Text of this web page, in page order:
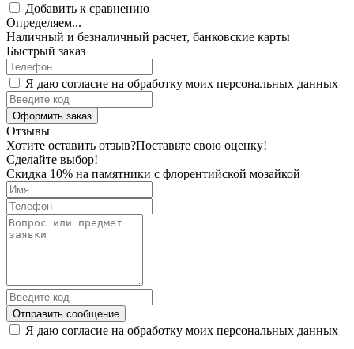
Добавить к сравнению
Определяем...
Наличный и безналичный расчет, банковские карты
Быстрый заказ
Я даю согласие на обработку моих персональных данных
Оформить заказ
Отзывы
Хотите оставить отзыв?Поставьте свою оценку!
Сделайте выбор!
Скидка 10% на памятники с флорентийской мозайкой
Отправить сообщение
Я даю согласие на обработку моих персональных данных